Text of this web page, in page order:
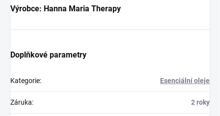
Výrobce: Hanna Maria Therapy
Doplňkové parametry
Kategorie: Esenciální oleje
Záruka: 2 roky